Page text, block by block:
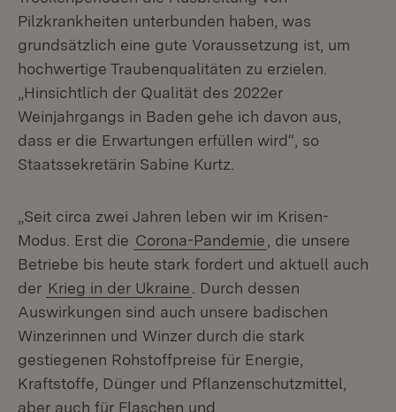
Pilzkrankheiten unterbunden haben, was
grundsätzlich eine gute Voraussetzung ist, um
hochwertige Traubenqualitäten zu erzielen.
„Hinsichtlich der Qualität des 2022er
Weinjahrgangs in Baden gehe ich davon aus,
dass er die Erwartungen erfüllen wird“, so
Staatssekretärin Sabine Kurtz.
„Seit circa zwei Jahren leben wir im Krisen-
Modus. Erst die Corona-Pandemie
, die unsere
Betriebe bis heute stark fordert und aktuell auch
der Krieg in der Ukraine
. Durch dessen
Auswirkungen sind auch unsere badischen
Winzerinnen und Winzer durch die stark
gestiegenen Rohstoffpreise für Energie,
Kraftstoffe, Dünger und Pflanzenschutzmittel,
aber auch für Flaschen und